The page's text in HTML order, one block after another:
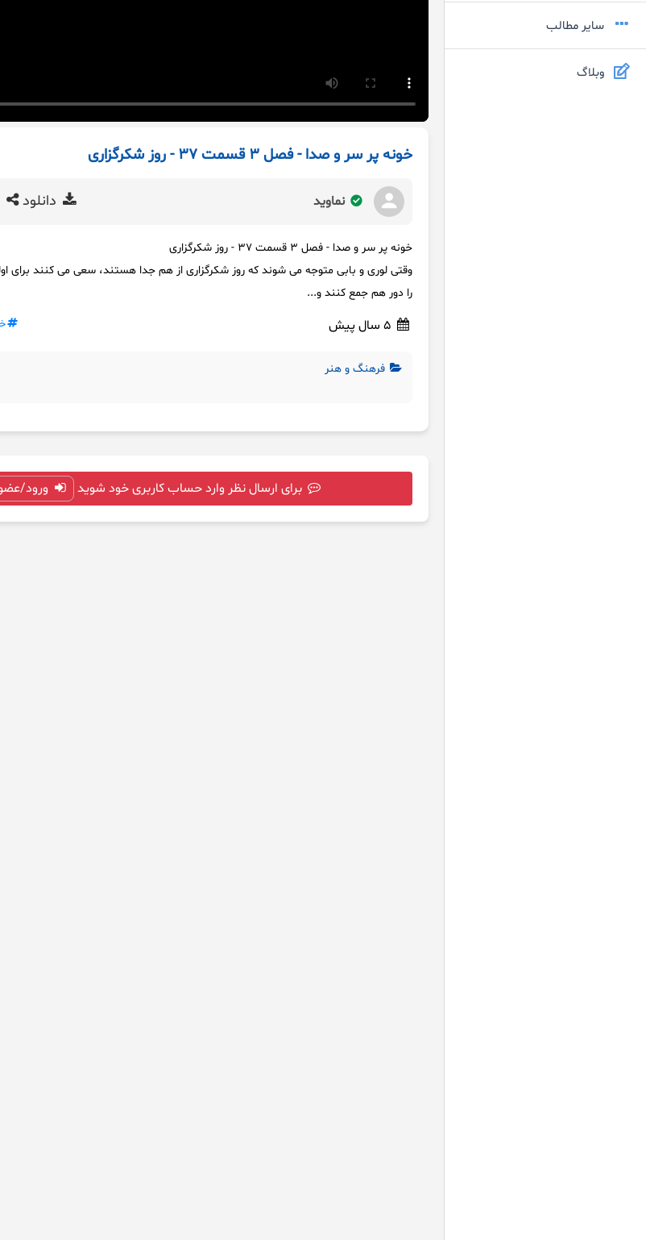
سایر مطالب
وبلاگ
خونه پر سر و صدا - فصل ۳ قسمت ۳۷ - روز شکرگزاری
نماوید دانلود
خونه پر سر و صدا - فصل ۳ قسمت ۳۷ - روز شکرگزاری
وقتی لوری و بابی متوجه می شوند که روز شکرگزاری از هم جدا هستند، سعی می کنند برای
را دور هم جمع کنند و...
فرهنگ و هنر
برای ارسال نظر وارد حساب کاربری خود شوید ورود/